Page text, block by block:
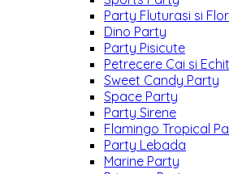
Party Fluturasi si
Dino Party
Party Pisicute
Petrecere Cai si
Sweet Candy Party
Space Party
Party Sirene
Flamingo Tropical
Party Lebada
Marine Party